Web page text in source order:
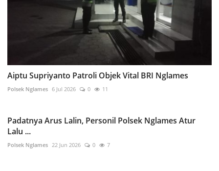
Aiptu Supriyanto Patroli Objek Vital BRI Nglames
Polsek Nglames 6 Jul 2026 0 11
Padatnya Arus Lalin, Personil Polsek Nglames Atur
Lalu ...
Polsek Nglames 22 Jun 2026 0 7